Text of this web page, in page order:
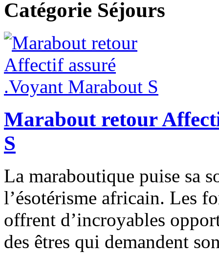
Catégorie Séjours
Marabout retour
S
La maraboutique puise sa
l’ésotérisme africain. Les
offrent d’incroyables
des êtres qui demandent